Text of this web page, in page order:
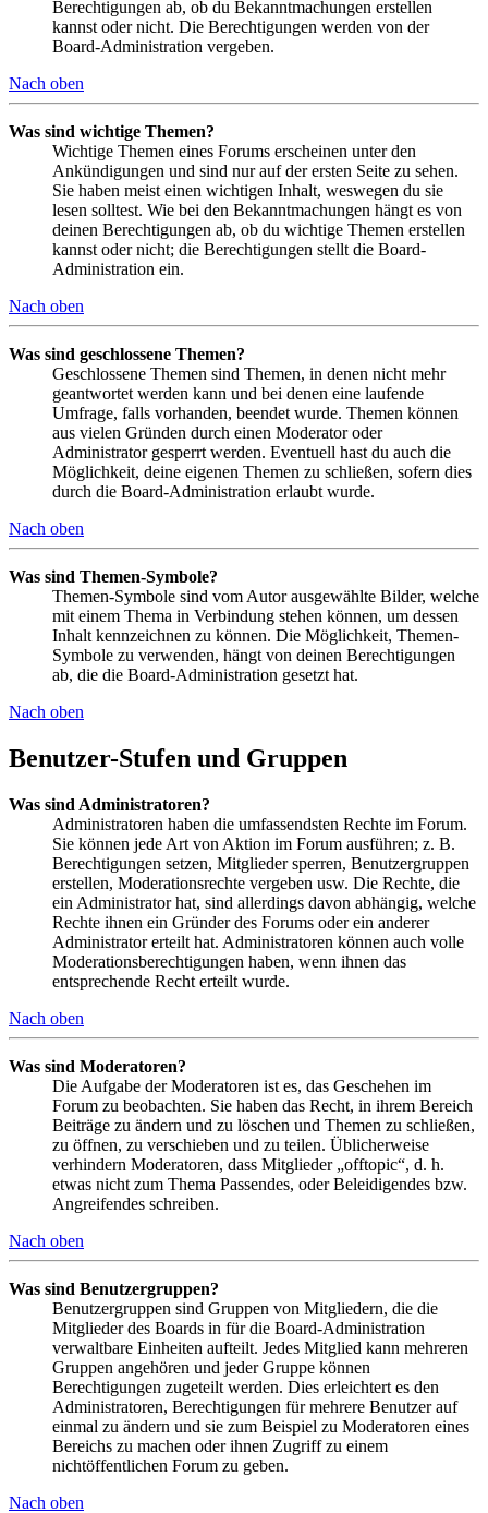
Berechtigungen ab, ob du Bekanntmachungen erstellen
kannst oder nicht. Die Berechtigungen werden von der
Board-Administration vergeben.
Nach oben
Was sind wichtige Themen?
Wichtige Themen eines Forums erscheinen unter den
Ankündigungen und sind nur auf der ersten Seite zu sehen.
Sie haben meist einen wichtigen Inhalt, weswegen du sie
lesen solltest. Wie bei den Bekanntmachungen hängt es von
deinen Berechtigungen ab, ob du wichtige Themen erstellen
kannst oder nicht; die Berechtigungen stellt die Board-
Administration ein.
Nach oben
Was sind geschlossene Themen?
Geschlossene Themen sind Themen, in denen nicht mehr
geantwortet werden kann und bei denen eine laufende
Umfrage, falls vorhanden, beendet wurde. Themen können
aus vielen Gründen durch einen Moderator oder
Administrator gesperrt werden. Eventuell hast du auch die
Möglichkeit, deine eigenen Themen zu schließen, sofern dies
durch die Board-Administration erlaubt wurde.
Nach oben
Was sind Themen-Symbole?
Themen-Symbole sind vom Autor ausgewählte Bilder, welche
mit einem Thema in Verbindung stehen können, um dessen
Inhalt kennzeichnen zu können. Die Möglichkeit, Themen-
Symbole zu verwenden, hängt von deinen Berechtigungen
ab, die die Board-Administration gesetzt hat.
Nach oben
Benutzer-Stufen und Gruppen
Was sind Administratoren?
Administratoren haben die umfassendsten Rechte im Forum.
Sie können jede Art von Aktion im Forum ausführen; z. B.
Berechtigungen setzen, Mitglieder sperren, Benutzergruppen
erstellen, Moderationsrechte vergeben usw. Die Rechte, die
ein Administrator hat, sind allerdings davon abhängig, welche
Rechte ihnen ein Gründer des Forums oder ein anderer
Administrator erteilt hat. Administratoren können auch volle
Moderationsberechtigungen haben, wenn ihnen das
entsprechende Recht erteilt wurde.
Nach oben
Was sind Moderatoren?
Die Aufgabe der Moderatoren ist es, das Geschehen im
Forum zu beobachten. Sie haben das Recht, in ihrem Bereich
Beiträge zu ändern und zu löschen und Themen zu schließen,
zu öffnen, zu verschieben und zu teilen. Üblicherweise
verhindern Moderatoren, dass Mitglieder „offtopic“, d. h.
etwas nicht zum Thema Passendes, oder Beleidigendes bzw.
Angreifendes schreiben.
Nach oben
Was sind Benutzergruppen?
Benutzergruppen sind Gruppen von Mitgliedern, die die
Mitglieder des Boards in für die Board-Administration
verwaltbare Einheiten aufteilt. Jedes Mitglied kann mehreren
Gruppen angehören und jeder Gruppe können
Berechtigungen zugeteilt werden. Dies erleichtert es den
Administratoren, Berechtigungen für mehrere Benutzer auf
einmal zu ändern und sie zum Beispiel zu Moderatoren eines
Bereichs zu machen oder ihnen Zugriff zu einem
nichtöffentlichen Forum zu geben.
Nach oben